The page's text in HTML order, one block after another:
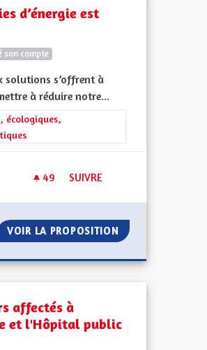
en Europe
d’énergie est
compte
solutions s’offrent à
à réduire notre...
: Les transitions énergétiques,
écologiques,
49 49 ABONNÉS
SUIVRE
VOIR LA PROPOSITION LE TEMPS DES
affectés à
et l'Hôpital public